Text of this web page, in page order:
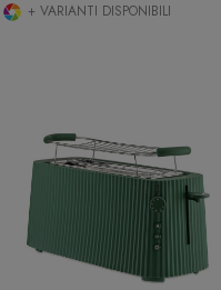
+ VARIANTI DISPONIBILI